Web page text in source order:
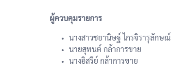
ผู้ควบคุมรายการ
นางสาวชยานิษฐ์ ไกรจิรารุลักษณ์
นายสุทนต์ กล้าการขาย
นางอิสรีย์ กล้าการขาย